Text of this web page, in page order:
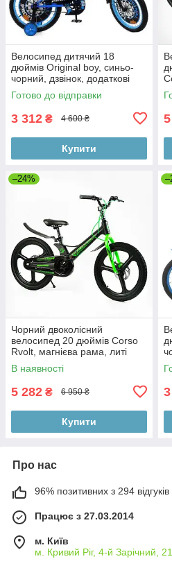
Велосипед дитячий 18
дюймів Original boy, синьо-
чорний, дзвінок, додаткові
колеса Prof1
Готово до відправки
3 312 ₴ 4 600 ₴
Купити
–24%
Чорний двоколісний
велосипед 20 дюймів Corso
Rvolt, магнієва рама, литі
диски, дискові гальма, зібрані
на
В наявності
5 282 ₴ 6 950 ₴
Купити
Про нас
96% позитивних з 294 відгуків
Працює з 27.03.2014
м. Київ
м. Кривий Ріг, 4-й Зарічний,